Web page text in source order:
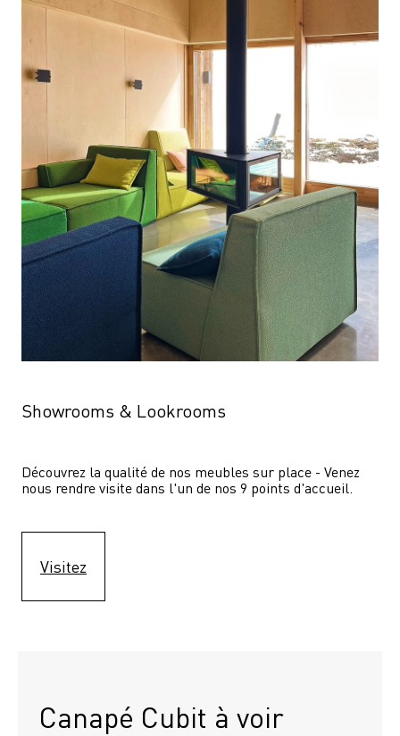
Showrooms & Lookrooms
Découvrez la qualité de nos meubles sur place - Venez
nous rendre visite dans l'un de nos 9 points d'accueil.
Visitez
Canapé Cubit à voir